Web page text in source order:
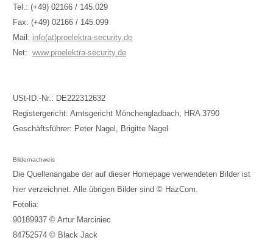
Tel.: (+49) 02166 / 145.029
Fax: (+49) 02166 / 145.099
Mail: info(at)proelektra-security.de
Net: www.proelektra-security.de
USt-ID.-Nr.: DE222312632
Registergericht: Amtsgericht Mönchengladbach, HRA 3790
Geschäftsführer: Peter Nagel, Brigitte Nagel
Bildernachweis
Die Quellenangabe der auf dieser Homepage verwendeten Bilder ist
hier verzeichnet. Alle übrigen Bilder sind © HazCom.
Fotolia:
90189937 © Artur Marciniec
84752574 © Black Jack